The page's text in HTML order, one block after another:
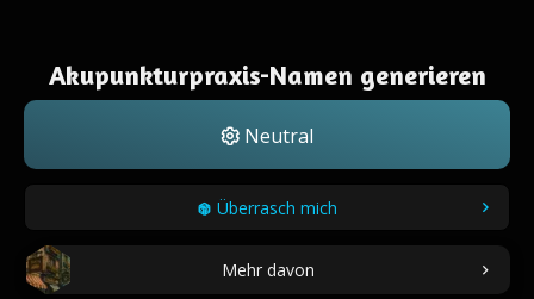
Akupunkturpraxis-Namen generieren
Neutral
Überrasch mich
Mehr davon